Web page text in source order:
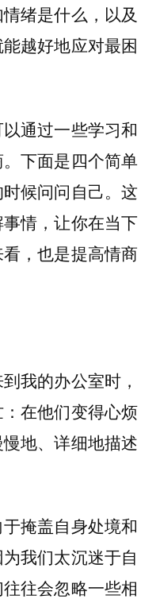
绪是什么，以及
越好地应对最困
通过一些学习和
下面是四个简单
候问问自己。这
情，让你在当下
，也是提高情商
我的办公室时，
在他们变得心烦
地、详细地描述
掩盖自身处境和
我们太沉迷于自
往会忽略一些相